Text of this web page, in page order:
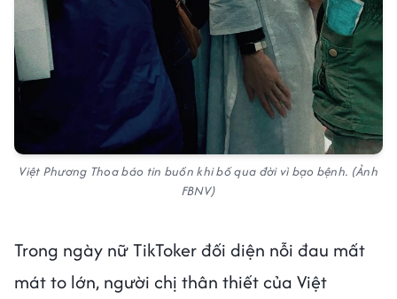
Việt Phương Thoa báo tin buồn khi bố qua đời vì bạo bệnh. (Ảnh
FBNV)
Trong ngày nữ TikToker đối diện nỗi đau mất
mát to lớn, người chị thân thiết của Việt